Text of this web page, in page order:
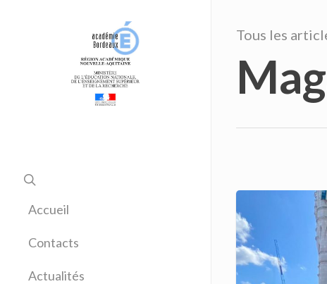
Accueil
Contacts
Actualités
Tous les